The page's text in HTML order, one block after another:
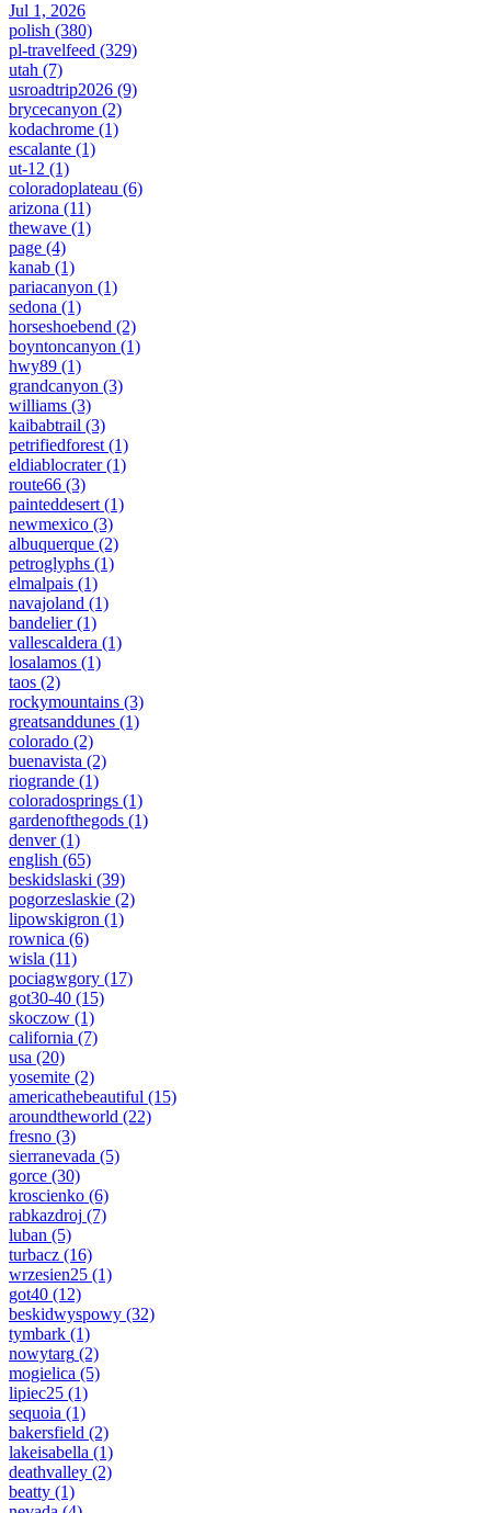
Jul 1, 2026
polish (380)
pl-travelfeed (329)
utah (7)
usroadtrip2026 (9)
brycecanyon (2)
kodachrome (1)
escalante (1)
ut-12 (1)
coloradoplateau (6)
arizona (11)
thewave (1)
page (4)
kanab (1)
pariacanyon (1)
sedona (1)
horseshoebend (2)
boyntoncanyon (1)
hwy89 (1)
grandcanyon (3)
williams (3)
kaibabtrail (3)
petrifiedforest (1)
eldiablocrater(1)
route66 (3)
painteddesert (1)
newmexico (3)
albuquerque (2)
petroglyphs (1)
elmalpais (1)
navajoland (1)
bandelier(1)
vallescaldera (1)
losalamos (1)
taos (2)
rockymountains (3)
greatsanddunes (1)
colorado (2)
buenavista (2)
riogrande (1)
coloradosprings (1)
gardenofthegods (1)
denver(1)
english (65)
beskidslaski (39)
pogorzeslaskie (2)
lipowskigron (1)
rownica (6)
wisla (11)
pociagwgory (17)
got30-40 (15)
skoczow (1)
california (7)
usa (20)
yosemite (2)
americathebeautiful (15)
aroundtheworld (22)
fresno (3)
sierranevada (5)
gorce (30)
kroscienko (6)
rabkazdroj (7)
luban (5)
turbacz (16)
wrzesien25 (1)
got40 (12)
beskidwyspowy (32)
tymbark (1)
nowytarg (2)
mogielica (5)
lipiec25 (1)
sequoia (1)
bakersfield (2)
lakeisabella (1)
deathvalley (2)
beatty (1)